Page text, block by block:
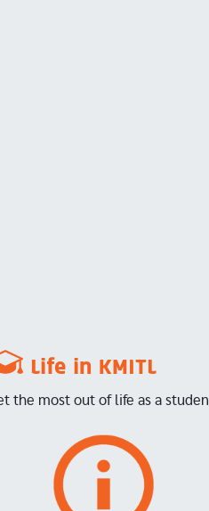
Life in KMITL
the most out of life as a
Image